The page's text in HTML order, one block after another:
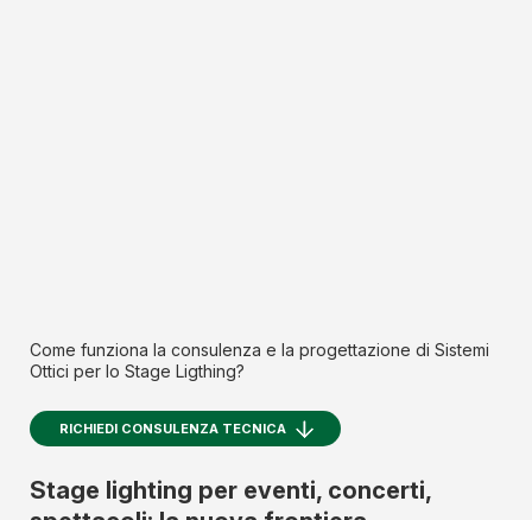
Come funziona la consulenza e la progettazione di Sistemi
Ottici per lo Stage Ligthing?
RICHIEDI CONSULENZA TECNICA
Stage lighting per eventi, concerti,